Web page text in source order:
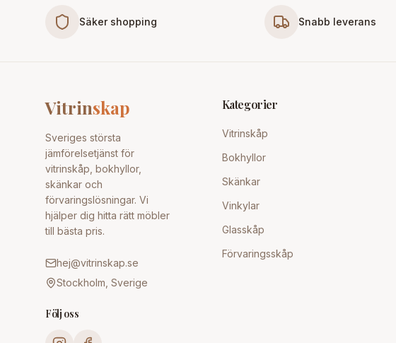
Säker shopping Snabb leverans
Vitrinskap
Sveriges största
jämförelsetjänst för
vitrinskåp, bokhyllor,
skänkar och
förvaringslösningar. Vi
hjälper dig hitta rätt möbler
till bästa pris.
hej@vitrinskap.se
Stockholm, Sverige
Följ oss
Kategorier
Vitrinskåp
Bokhyllor
Skänkar
Vinkylar
Glasskåp
Förvaringsskåp